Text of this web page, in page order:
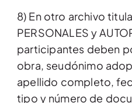
8) En otro archivo
PERSONALES y
participantes deben
obra, seudónimo
apellido completo,
tipo y número de